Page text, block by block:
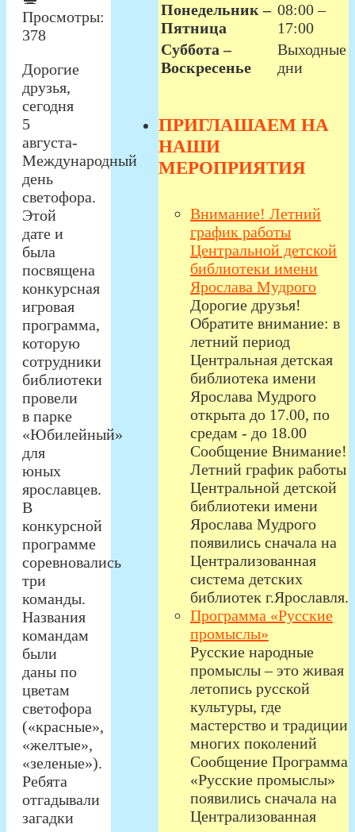
Просмотры:
378
Дорогие
друзья,
сегодня
5
августа-
Международный
день
светофора.
Этой
дате и
была
посвящена
конкурсная
игровая
программа,
которую
сотрудники
библиотеки
провели
в парке
«Юбилейный»
для
юных
ярославцев.
В
конкурсной
программе
соревновались
три
команды.
Названия
командам
были
даны по
цветам
светофора
(«красные»,
«желтые»,
«зеленые»).
Ребята
отгадывали
загадки
Понедельник –
Пятница
08:00 –
17:00
Суббота –
Воскресенье
Выходные
дни
ПРИГЛАШАЕМ НА
НАШИ
МЕРОПРИЯТИЯ
Внимание! Летний
график работы
Центральной детской
библиотеки имени
Ярослава Мудрого
Дорогие друзья!
Обратите внимание: в
летний период
Центральная детская
библиотека имени
Ярослава Мудрого
открыта до 17.00, по
средам - до 18.00
Сообщение Внимание!
Летний график работы
Центральной детской
библиотеки имени
Ярослава Мудрого
появились сначала на
Централизованная
система детских
библиотек г.Ярославля.
Программа «Русские
промыслы»
Русские народные
промыслы – это живая
летопись русской
культуры, где
мастерство и традиции
многих поколений
Сообщение Программа
«Русские промыслы»
появились сначала на
Централизованная